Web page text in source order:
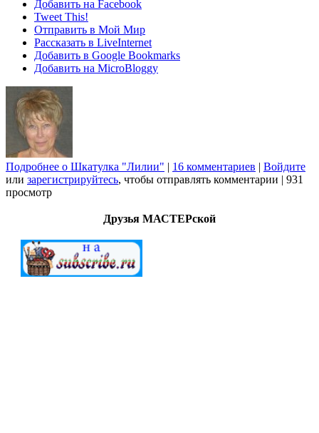
Добавить на Facebook
Tweet This!
Отправить в Мой Мир
Рассказать в LiveInternet
Добавить в Google Bookmarks
Добавить на MicroBloggy
Подробнее о Шкатулка "Лилии" | 16 комментариев | Войдите
или зарегистрируйтесь, чтобы отправлять комментарии | 931
просмотр
Друзья МАСТЕРской